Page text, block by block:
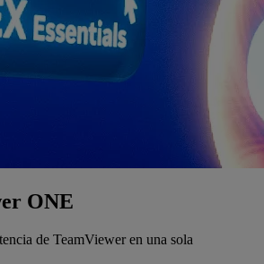
ONE
de TeamViewer en una sola